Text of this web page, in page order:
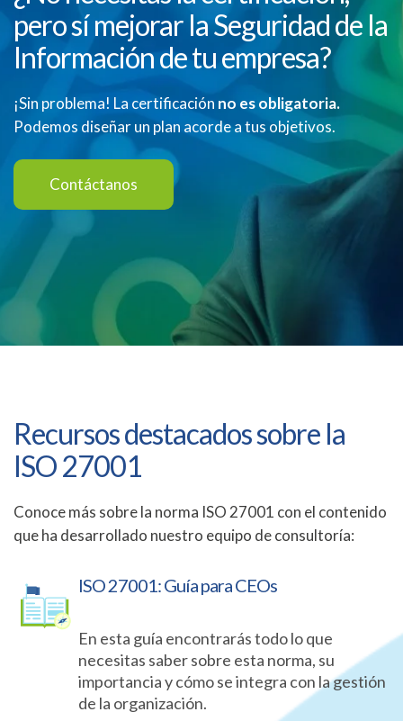
pero sí mejorar la Seguridad de la
Información de tu empresa?
¡Sin problema! La certificación no es obligatoria.
Podemos diseñar un plan acorde a tus objetivos.
Contáctanos
Recursos destacados sobre la
ISO 27001
Conoce más sobre la norma ISO 27001 con el contenido
que ha desarrollado nuestro equipo de consultoría:
ISO 27001: Guía para CEOs
En esta guía encontrarás todo lo que
necesitas saber sobre esta norma, su
importancia y cómo se integra con la gestión
de la organización.